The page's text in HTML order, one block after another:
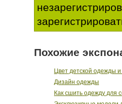
Похожие
Цвет детской одежды и
Дизайн одежды
Как сшить одежду для